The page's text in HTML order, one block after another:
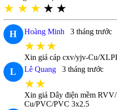
★ ★ ★ ★ ★
H Hoàng Minh 3 tháng trước
★★★
Xin giá cáp cxv/yjv-Cu/
L Lê Quang 3 tháng trước
★★
Xin giá Dây điện mềm
Cu/PVC/PVC 3x2.5